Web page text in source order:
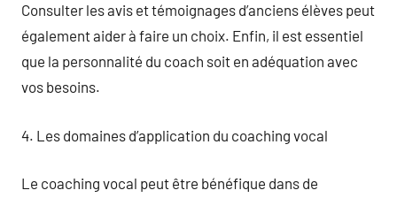
Consulter les avis et témoignages d’anciens élèves peut
également aider à faire un choix. Enfin, il est essentiel
que la personnalité du coach soit en adéquation avec
vos besoins.
4. Les domaines d’application du coaching vocal
Le coaching vocal peut être bénéfique dans de